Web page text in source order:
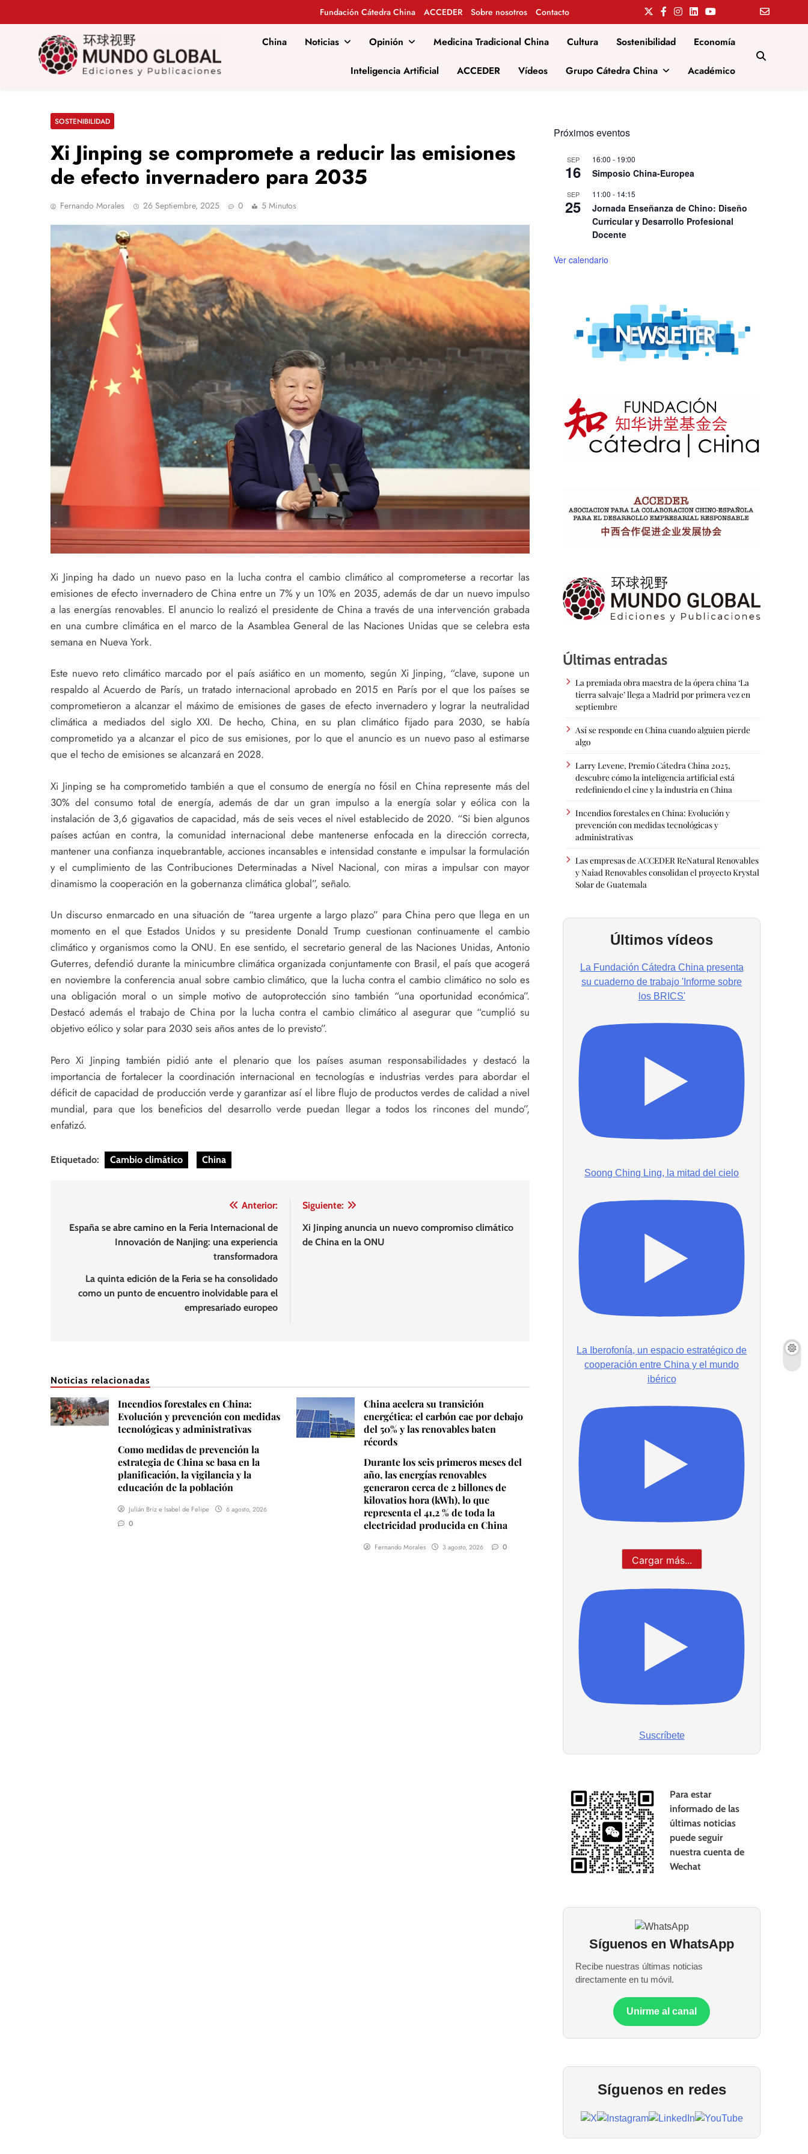
Fundación Cátedra China ACCEDER Sobre nosotros Contacto
Mundo Global
China Noticias Opinión Medicina Tradicional China Cultura Sostenibilidad Economía
Inteligencia Artificial ACCEDER Vídeos Grupo Cátedra China Académico
SOSTENIBILIDAD
Xi Jinping se compromete a reducir las emisiones
de efecto invernadero para 2035
Fernando Morales 26 Septiembre, 2025 0 5 Minutos
Xi Jinping ha dado un nuevo paso en la lucha contra el cambio climático al comprometerse a recortar las
emisiones de efecto invernadero de China entre un 7% y un 10% en 2035, además de dar un nuevo impulso
a las energías renovables. El anuncio lo realizó el presidente de China a través de una intervención grabada
en una cumbre climática en el marco de la Asamblea General de las Naciones Unidas que se celebra esta
semana en Nueva York.
Este nuevo reto climático marcado por el país asiático en un momento, según Xi Jinping, “clave, supone un
respaldo al Acuerdo de París, un tratado internacional aprobado en 2015 en París por el que los países se
comprometieron a alcanzar el máximo de emisiones de gases de efecto invernadero y lograr la neutralidad
climática a mediados del siglo XXI. De hecho, China, en su plan climático fijado para 2030, se había
comprometido ya a alcanzar el pico de sus emisiones, por lo que el anuncio es un nuevo paso al estimarse
que el techo de emisiones se alcanzará en 2028.
Xi Jinping se ha comprometido también a que el consumo de energía no fósil en China represente más del
30% del consumo total de energía, además de dar un gran impulso a la energía solar y eólica con la
instalación de 3,6 gigavatios de capacidad, más de seis veces el nivel establecido de 2020. “Si bien algunos
países actúan en contra, la comunidad internacional debe mantenerse enfocada en la dirección correcta,
mantener una confianza inquebrantable, acciones incansables e intensidad constante e impulsar la formulación
y el cumplimiento de las Contribuciones Determinadas a Nivel Nacional, con miras a impulsar con mayor
dinamismo la cooperación en la gobernanza climática global”, señalo.
Un discurso enmarcado en una situación de “tarea urgente a largo plazo” para China pero que llega en un
momento en el que Estados Unidos y su presidente Donald Trump cuestionan continuamente el cambio
climático y organismos como la ONU. En ese sentido, el secretario general de las Naciones Unidas, Antonio
Guterres, defendió durante la minicumbre climática organizada conjuntamente con Brasil, el país que acogerá
en noviembre la conferencia anual sobre cambio climático, que la lucha contra el cambio climático no solo es
una obligación moral o un simple motivo de autoprotección sino también “una oportunidad económica”.
Destacó además el trabajo de China por la lucha contra el cambio climático al asegurar que “cumplió su
objetivo eólico y solar para 2030 seis años antes de lo previsto”.
Pero Xi Jinping también pidió ante el plenario que los países asuman responsabilidades y destacó la
importancia de fortalecer la coordinación internacional en tecnologías e industrias verdes para abordar el
déficit de capacidad de producción verde y garantizar así el libre flujo de productos verdes de calidad a nivel
mundial, para que los beneficios del desarrollo verde puedan llegar a todos los rincones del mundo”,
enfatizó.
Etiquetado: Cambio climático China
de
Anterior:
España se abre camino en la Feria Internacional de
Innovación de Nanjing: una experiencia
transformadora
La quinta edición de la Feria se ha consolidado
como un punto de encuentro inolvidable para el
empresariado europeo
Siguiente:
Xi Jinping anuncia un nuevo compromiso climático
de China en la ONU
Noticias relacionadas
Incendios forestales en China:
Evolución y prevención con medidas
tecnológicas y administrativas
Como medidas de prevención la
estrategia de China se basa en la
planificación, la vigilancia y la
educación de la población
Julián Briz e Isabel de Felipe 6 agosto, 2026
0
China acelera su transición
energética: el carbón cae por debajo
del 50% y las renovables baten
récords
Durante los seis primeros meses del
año, las energías renovables
generaron cerca de 2 billones de
kilovatios hora (kWh), lo que
representa el 41,2 % de toda la
electricidad producida en China
Fernando Morales 3 agosto, 2026 0
Próximos eventos
SEP
16
16:00 - 19:00
Simposio China-Europea
SEP
25
11:00 - 14:15
Jornada Enseñanza de Chino: Diseño
Curricular y Desarrollo Profesional
Docente
Ver calendario
Últimas entradas
La premiada obra maestra de la ópera china ‘La
tierra salvaje’ llega a Madrid por primera vez en
septiembre
Así se responde en China cuando alguien pierde
algo
Larry Levene, Premio Cátedra China 2025,
descubre cómo la inteligencia artificial está
redefiniendo el cine y la industria en China
Incendios forestales en China: Evolución y
prevención con medidas tecnológicas y
administrativas
Las empresas de ACCEDER ReNatural Renovables
y Naiad Renovables consolidan el proyecto Krystal
Solar de Guatemala
Últimos vídeos
La Fundación Cátedra China presenta
su cuaderno de trabajo 'Informe sobre
los BRICS'
Soong Ching Ling, la mitad del cielo
La Iberofonía, un espacio estratégico de
cooperación entre China y el mundo
ibérico
Cargar más...
Suscríbete
Para estar
informado de las
últimas noticias
puede seguir
nuestra cuenta de
Wechat
Síguenos en WhatsApp
Recibe nuestras últimas noticias
directamente en tu móvil.
Unirme al canal
Síguenos en redes